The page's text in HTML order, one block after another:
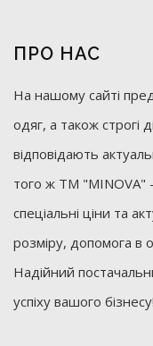
ПРО НАС
На нашому сайті
одяг, а також строгі
відповідають
того ж ТМ "MINOVA"
спеціальні ціни та
розміру, допомога в
Надійний
успіху вашого бізнесу!